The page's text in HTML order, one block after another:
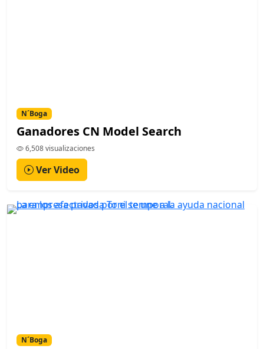
N´Boga
Ganadores CN Model Search
6,508 visualizaciones
Ver Video
N´Boga